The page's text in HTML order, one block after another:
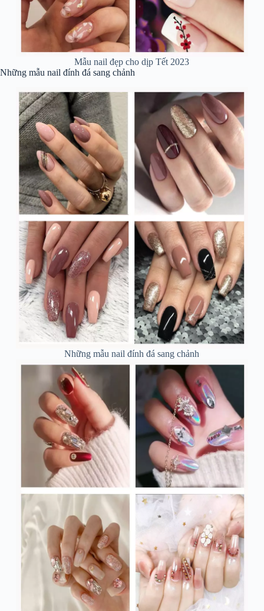
Mẫu nail đẹp cho dịp Tết 2023
Những mẫu nail đính đá sang chảnh
Những mẫu nail đính đá sang chảnh